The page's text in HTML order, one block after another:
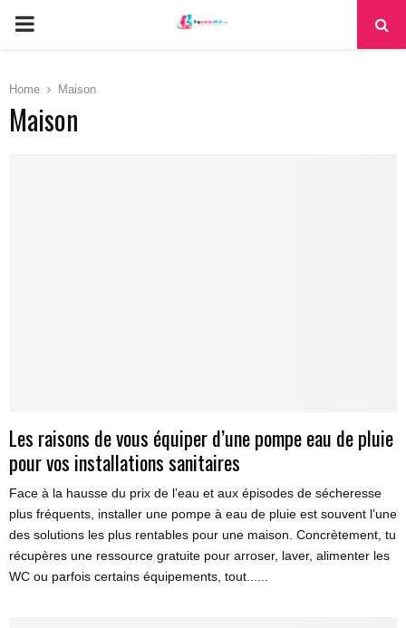
PRIMARY
Home Maison
Maison
Les raisons de vous équiper d’une pompe eau de pluie
pour vos installations sanitaires
Face à la hausse du prix de l’eau et aux épisodes de sécheresse
plus fréquents, installer une pompe à eau de pluie est souvent l’une
des solutions les plus rentables pour une maison. Concrètement, tu
récupères une ressource gratuite pour arroser, laver, alimenter les
WC ou parfois certains équipements, tout......